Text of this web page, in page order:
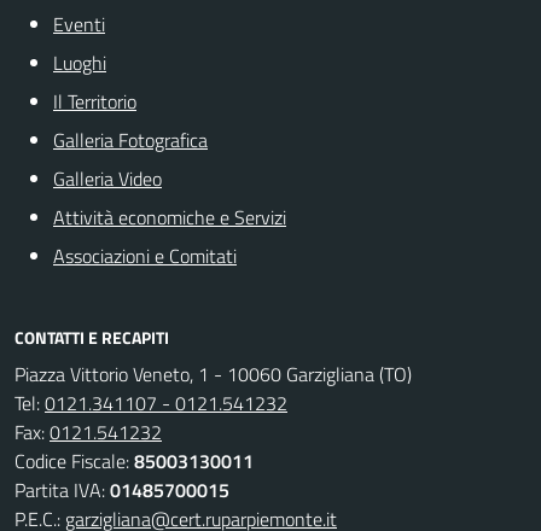
Eventi
Luoghi
Il Territorio
Galleria Fotografica
Galleria Video
Attività economiche e Servizi
Associazioni e Comitati
CONTATTI E RECAPITI
Piazza Vittorio Veneto, 1 - 10060 Garzigliana (TO)
Tel:0121.341107 - 0121.541232
Fax:0121.541232
Codice Fiscale:85003130011
Partita IVA:01485700015
P.E.C.: garzigliana@cert.ruparpiemonte.it